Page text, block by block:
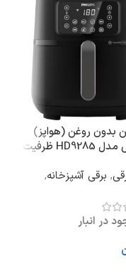
بدون روغن (هواپز)
فیلیپس مدل HD9285 ظرفیت
, برقی آشپزخانه,
در انبار